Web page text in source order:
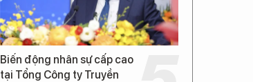
Biến động nhân sự cấp cao
tại Tổng Công ty Truyền